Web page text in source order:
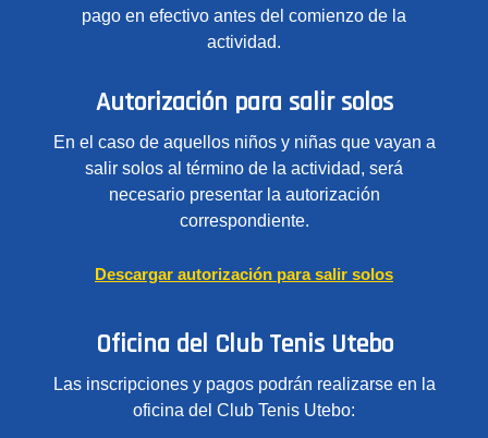
pago en efectivo antes del comienzo de la
actividad.
Autorización para salir solos
En el caso de aquellos niños y niñas que vayan a
salir solos al término de la actividad, será
necesario presentar la autorización
correspondiente.
Descargar autorización para salir solos
Oficina del Club Tenis Utebo
Las inscripciones y pagos podrán realizarse en la
oficina del Club Tenis Utebo: